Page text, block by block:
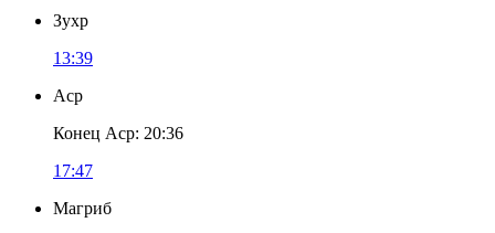
Зухр
13:39
Аср
Конец Аср: 20:36
17:47
Магриб